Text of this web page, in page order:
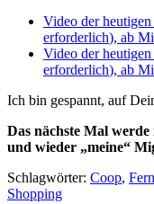
Video der
erforderlich), ab
Video der
erforderlich), ab
Ich bin gespannt, auf
Das nächste Mal
und wieder „meine“
Schlagwörter: Coop,
Shopping